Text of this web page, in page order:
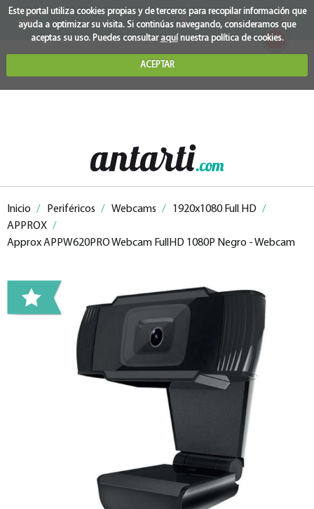
Este portal utiliza cookies propias y de terceros para recopilar información que
ayuda a optimizar su visita. Si continúas navegando, consideramos que
aceptas su uso. Puedes consultar aquínuestra política de cookies.
ACEPTAR
0
Inicio / Periféricos / Webcams / 1920x1080 Full HD /
APPROX /
Approx APPW620PRO Webcam FullHD 1080P Negro - Webcam